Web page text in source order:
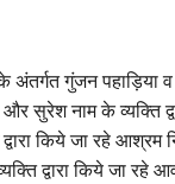
गुंजन पहाड़िया व
सुरेश नाम के व्यक्ति
किये जा रहे आश्रम
द्वारा किये जा रहे